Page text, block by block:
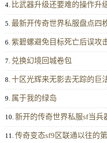
4. 比武器升级还要难的操作升
5. 最新开传奇世界私服盘点四
6. 紫碧螺避免目标死亡后误攻
7. 兑换幻境回城卷包
8. 十区光辉来无影去无踪的巨
9. 属于我的绿岛
10. 新开的传奇世界私服sf当兵
11. 传奇变态sf9区联通以往的